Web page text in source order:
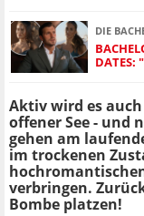
DIE
DATES:
Aktiv wird es
offener See - und
gehen am
im trockenen
verbringen.
Bombe platzen!